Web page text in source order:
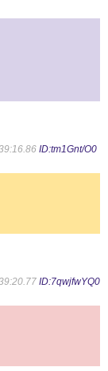
ID:tm1Gnt/O0
ID:7qwjfwYQ0